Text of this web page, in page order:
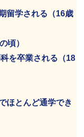
留学される（16歳
頃）
を卒業される（18
ほとんど通学でき